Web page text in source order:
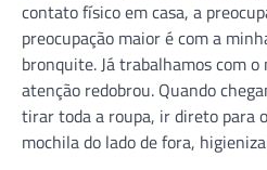
contato físico em casa, a
preocupação maior é com a
bronquite. Já trabalhamos com
atenção redobrou. Quando
tirar toda a roupa, ir direto para
mochila do lado de fora,